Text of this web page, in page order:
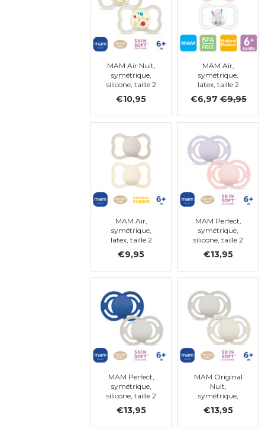
MAM Air Nuit,
symétrique,
silicone, taille 2
€10,95
MAM Air,
symétrique,
latex, taille 2
transparent)
€6,97 €9,95
MAM Air,
symétrique,
latex, taille 2
€9,95
MAM Perfect,
symétrique,
silicone, taille 2
(bleu)
€13,95
MAM Perfect,
symétrique,
silicone, taille 2
€13,95
MAM Original
Nuit,
symétrique,
(nacre)
€13,95